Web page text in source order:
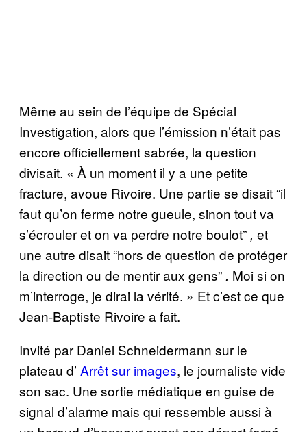
Même au sein de l’équipe de Spécial
Investigation, alors que l’émission n’était pas
encore officiellement sabrée, la question
divisait. « À un moment il y a une petite
fracture, avoue Rivoire. Une partie se disait “il
faut qu’on ferme notre gueule, sinon tout va
s’écrouler et on va perdre notre boulot” , et
une autre disait “hors de question de protéger
la direction ou de mentir aux gens” . Moi si on
m’interroge, je dirai la vérité. » Et c’est ce que
Jean-Baptiste Rivoire a fait.
Invité par Daniel Schneidermann sur le
plateau d’ Arrêt sur images, le journaliste vide
son sac. Une sortie médiatique en guise de
signal d’alarme mais qui ressemble aussi à